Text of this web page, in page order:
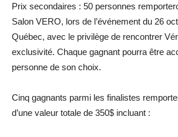
Prix secondaires : 50 personnes
Salon VERO, lors de l’événement du 26
Québec, avec le privilège de rencontrer
exclusivité. Chaque gagnant pourra être
personne de son choix.
Cinq gagnants parmi les finalistes
d’une valeur totale de 350$ incluant :